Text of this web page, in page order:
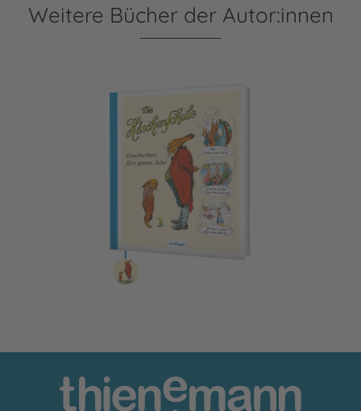
Weitere Bücher der Autor:innen
Die Häschenschule: Geschichten fürs ganze Jahr